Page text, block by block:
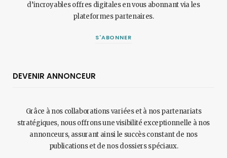
d’incroyables offres digitales en vous abonnant via les
plateformes partenaires.
S'ABONNER
DEVENIR ANNONCEUR
Grâce à nos collaborations variées et à nos partenariats
stratégiques, nous offrons une visibilité exceptionnelle à nos
annonceurs, assurant ainsi le succès constant de nos
publications et de nos dossiers spéciaux.